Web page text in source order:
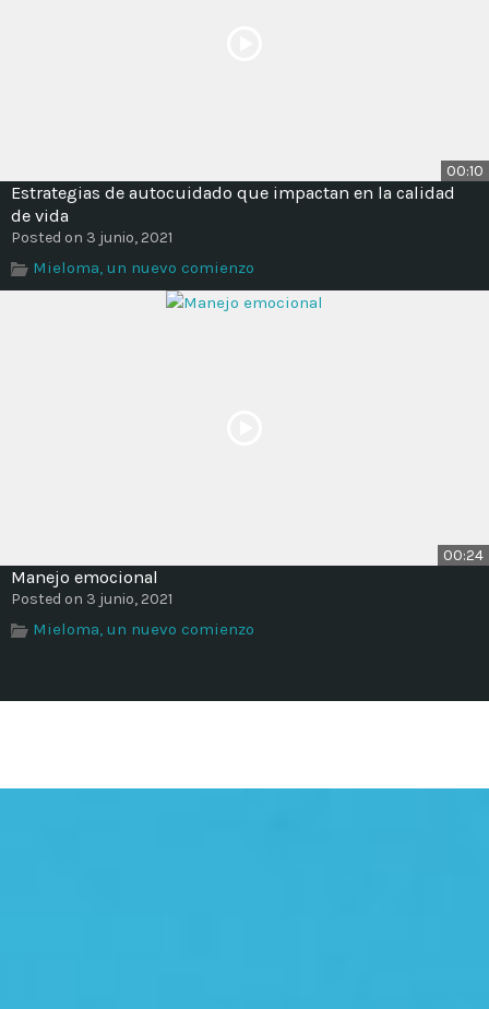
00:10
Estrategias de autocuidado que impactan en la calidad
de vida
Posted on 3 junio, 2021
Mieloma, un nuevo comienzo
00:24
Manejo emocional
Posted on 3 junio, 2021
Mieloma, un nuevo comienzo